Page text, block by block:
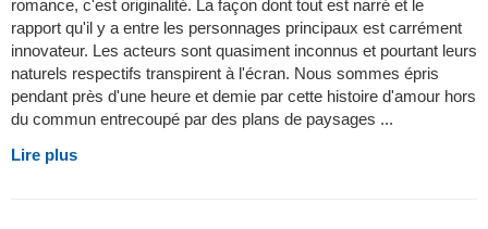
romance, c'est originalité. La façon dont tout est narré et le
rapport qu'il y a entre les personnages principaux est carrément
innovateur. Les acteurs sont quasiment inconnus et pourtant leurs
naturels respectifs transpirent à l'écran. Nous sommes épris
pendant près d'une heure et demie par cette histoire d'amour hors
du commun entrecoupé par des plans de paysages ...
Lire plus